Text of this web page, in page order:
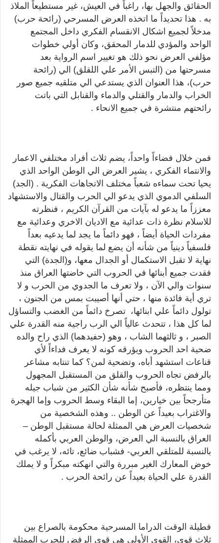
الحقائق والجهل بها، راغباً في العيش، غير مستطيعاً الملاذ
به . هذا تحديداً ما اتخذه العرض المسرحي (رائحة حرب)
مدخلاً لجميع اشكال الانقسام الفكري داخل المجتمع
الواحد والمؤدي للدمار المحقق، وكان أولي خطوات
مؤلفي العرض نحو ذلك هو تغيير اسم الرواية بعد
مسرحتها من (التبس الأمر علي اللقلق) الي (رائحة
حرب)، هذا العنوان الذي يستدعي الي متلقيه جميع صور
الخراب والدمار والقتلي والدماء والقنابل التي باتت
رائحتهم منتشرة في جميع الانحاء .
فمن خلال فضاءاً واحداً، يضم ثلاث أفراد مختلفي الاعمار
والانتماء الفكري ، يشير العرض الي الوطن الواحد الذي
يحيا تحت سماءه شعباً مختلف الاتجاهات الفكرية . (الجد)
السلفي الدموي الذي يدعو الي الحرب والقتال والاستشهاد
معززاً ما يدعو له بآيات من القرآن الكريم ، فنظرته
للاسلام نظرة ذات عدائية مع الاديان الاخري وعدائية مع
مفردات الحياة أيضاً ، فهو دائماً ما يجد لما يدعيه بعداً
فلسفياً دينياً من شأنه أن يضع لما يقوله في نهايته نقطة
نهاية لا تقبل الاستكمال أو الجدال معها، و(الجدة) التي
فقدت جميع أبنائها في الحروب التي خاضتها العراق منذ
سنوات والي الآن ، ولا تعرف ما الجدوي من الحرب و لا
تري أية فائدة منها ، حتي أنها أصيبت بمس من الجنون ،
تولول دائماً علي ابنائها، تصرخ دائماً من الغضب والتساؤل
لما كل هذا ، تتحدث عالياً الي الرب راجية منه القدرة علي
الصبر ، و ثالثهما الشاب ، وهو (حفيدهما) الذي راح والده
ضحية احد الحروب ويؤرقه كونه لا يعرف فداءاً لأي
قناعات استشهد أباه، وتضحية لمن؟ كما تنتابه مشاعر
بالرفض تجاه الحروب والقلق من المستقبل المجهول
ومما ينتظره، فأصبح شأنه شأن الكثير من شباب جيله
متأرجحاً بين خيارين، إما البقاء وسط الحروب وإما الهجرة
والاغتراب بعيداً عن الوطن .. وهذه الشخصية من
شخصيات العرض هي الممثلة لحالة مستقبل الوطن –
العراق بالنسبة الي العرض، والوطن العربي بأكمله
بالنسبة للمتلقي العربي- فشباب ضائع، تائه، لا يرغب في
خوض المعارك الغير مبررة والتي انهكته مبكراً و لا يملك
القدرة علي الحياة بعيداً عن رائحة الحرب .
فطيلة الوقت الدراما المسرحية محكومة بالصراع بين
ثلاث قوي، القوي الأولي هي قوي الرفض للحرب الممثلة